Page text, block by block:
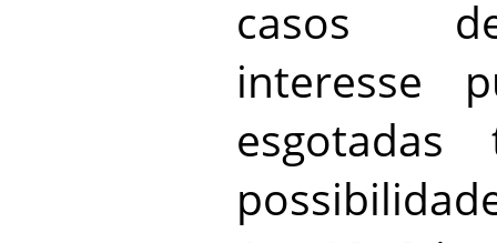
casos
interesse